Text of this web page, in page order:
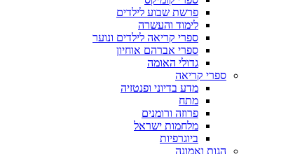
פרשת שבוע לילדים
לימוד והעשרה
ספרי קריאה לילדים ונוער
ספרי אברהם אוחיון
גדולי האומה
ספרי קריאה
מדע בדיוני ופנטזיה
מתח
פרוזה ורומנים
מלחמות ישראל
ביוגרפיות
הגות ואמונה